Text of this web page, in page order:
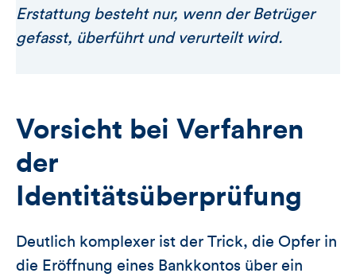
Erstattung besteht nur, wenn der Betrüger
gefasst, überführt und verurteilt wird.
Vorsicht bei Verfahren
der
Identitätsüberprüfung
Deutlich komplexer ist der Trick, die Opfer in
die Eröffnung eines Bankkontos über ein